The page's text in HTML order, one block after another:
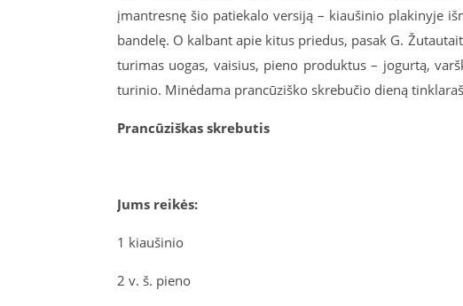
įmantresnę šio patiekalo versiją – kiaušinio plakinyje
bandelę. O kalbant apie kitus priedus, pasak G.
turimas uogas, vaisius, pieno produktus – jogurtą,
turinio. Minėdama prancūziško skrebučio dieną
Prancūziškas skrebutis
Jums reikės:
1 kiaušinio
2 v. š. pieno